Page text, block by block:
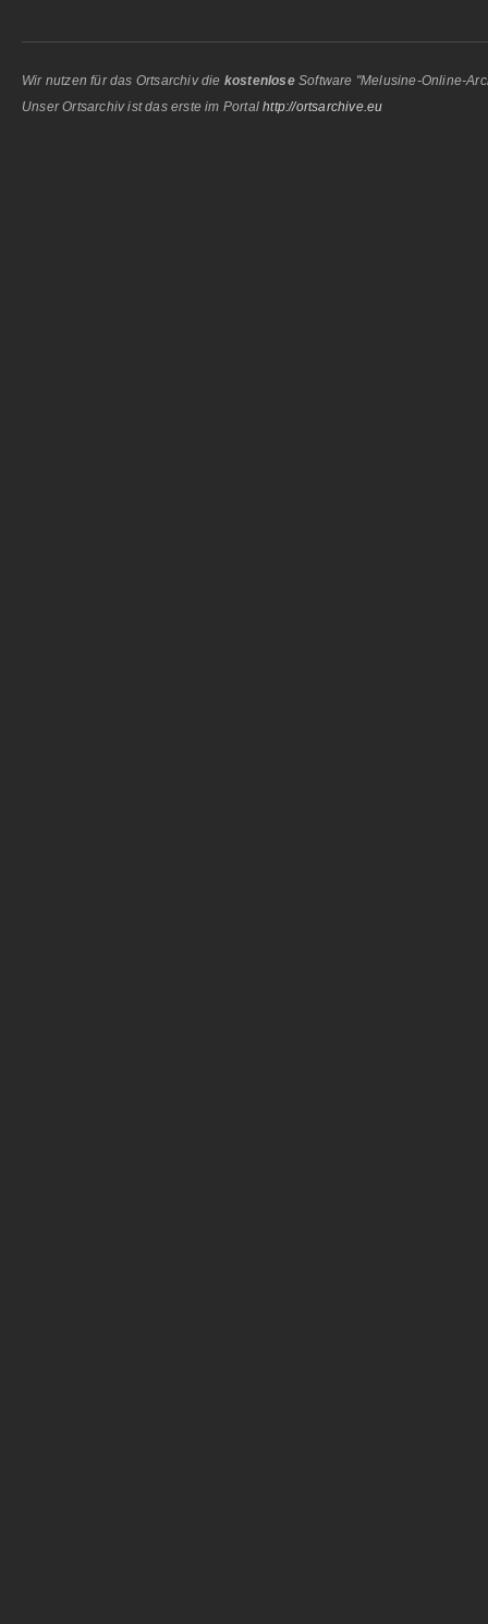
Wir nutzen für das Ortsarchiv die kostenloseSoftware "Melusine-Online-
Unser Ortsarchiv ist das erste im Portalhttp://ortsarchive.eu